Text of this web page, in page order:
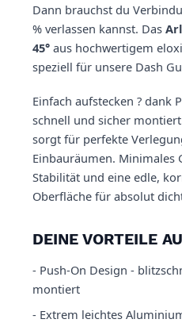
Dann brauchst du
% verlassen kannst. Das
45° aus hochwertigem
speziell für unsere Dash
Einfach aufstecken ? dank
schnell und sicher
sorgt für perfekte
Einbauräumen. Minimales
Stabilität und eine edle,
Oberfläche für absolut
DEINE VORTEILE
- Push-On Design -
montiert
- Extrem leichtes